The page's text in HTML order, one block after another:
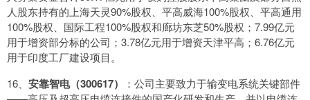
人股东持有的上海天灵90%股权、平高威海100%股权、平高通用
100%股权、国际工程100%股权和廊坊东芝50%股权；7.99亿元
用于增资部分标的公司；3.78亿元用于增资天津平高；6.76亿元
用于印度工厂建设项目。
16、 安靠智电（300617）
：公司主要致力于输变电系统关键部件